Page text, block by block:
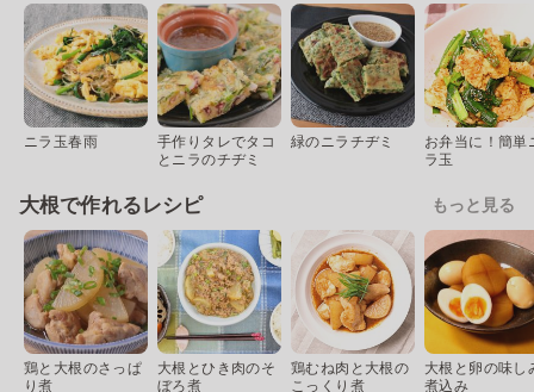
ニラ玉春雨
手作りタレでタコ
とニラのチヂミ
緑のニラチヂミ
お弁当に！簡単
ラ玉
大根で作れるレシピ もっと見る
鶏と大根のさっぱ
り煮
大根とひき肉のそ
ぼろ煮
鶏むね肉と大根の
こっくり煮
大根と卵の味し
煮込み